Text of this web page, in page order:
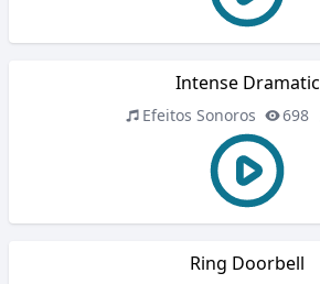
Intense Dramatic
Efeitos Sonoros 698
Ring Doorbell